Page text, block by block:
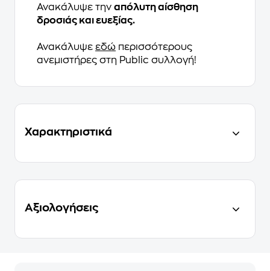
Ανακάλυψε την απόλυτη αίσθηση
δροσιάς και ευεξίας.
Ανακάλυψε εδώ περισσότερους
ανεμιστήρες στη Public συλλογή!
Χαρακτηριστικά
Αξιολογήσεις